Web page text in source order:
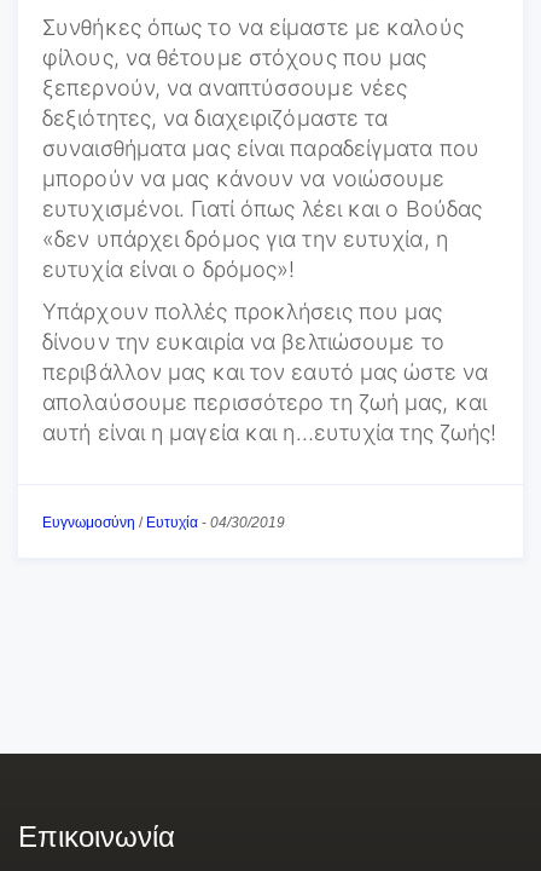
Συνθήκες όπως το να είμαστε με καλούς
φίλους, να θέτουμε στόχους που μας
ξεπερνούν, να αναπτύσσουμε νέες
δεξιότητες, να διαχειριζόμαστε τα
συναισθήματα μας είναι παραδείγματα που
μπορούν να μας κάνουν να νοιώσουμε
ευτυχισμένοι. Γιατί όπως λέει και ο Βούδας
«δεν υπάρχει δρόμος για την ευτυχία, η
ευτυχία είναι ο δρόμος»!
Υπάρχουν πολλές προκλήσεις που μας
δίνουν την ευκαιρία να βελτιώσουμε το
περιβάλλον μας και τον εαυτό μας ώστε να
απολαύσουμε περισσότερο τη ζωή μας, και
αυτή είναι η μαγεία και η…ευτυχία της ζωής!
Ευγνωμοσύνη / Ευτυχία - 04/30/2019
Επικοινωνία